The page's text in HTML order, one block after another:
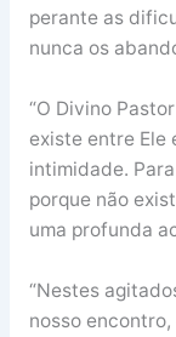
perante as
nunca os
“O Divino
existe entre Ele
intimidade.
porque não
uma profunda
“Nestes
nosso